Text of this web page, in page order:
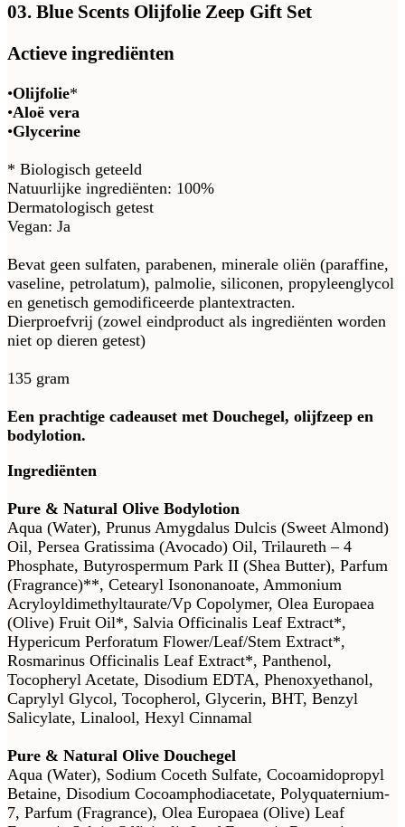
03. Blue Scents Olijfolie Zeep Gift Set
Actieve ingrediënten
•Olijfolie*
•Aloë vera
•Glycerine
* Biologisch geteeld
Natuurlijke ingrediënten: 100%
Dermatologisch getest
Vegan: Ja
Bevat geen sulfaten, parabenen, minerale oliën (paraffine,
vaseline, petrolatum), palmolie, siliconen, propyleenglycol
en genetisch gemodificeerde plantextracten.
Dierproefvrij (zowel eindproduct als ingrediënten worden
niet op dieren getest)
135 gram
Een prachtige cadeauset met Douchegel, olijfzeep en
bodylotion.
Ingrediënten
Pure & Natural Olive Bodylotion
Aqua (Water), Prunus Amygdalus Dulcis (Sweet Almond)
Oil, Persea Gratissima (Avocado) Oil, Trilaureth – 4
Phosphate, Butyrospermum Park II (Shea Butter), Parfum
(Fragrance)**, Cetearyl Isononanoate, Ammonium
Acryloyldimethyltaurate/Vp Copolymer, Olea Europaea
(Olive) Fruit Oil*, Salvia Officinalis Leaf Extract*,
Hypericum Perforatum Flower/Leaf/Stem Extract*,
Rosmarinus Officinalis Leaf Extract*, Panthenol,
Tocopheryl Acetate, Disodium EDTA, Phenoxyethanol,
Caprylyl Glycol, Tocopherol, Glycerin, BHT, Benzyl
Salicylate, Linalool, Hexyl Cinnamal
Pure & Natural Olive Douchegel
Aqua (Water), Sodium Coceth Sulfate, Cocoamidopropyl
Betaine, Disodium Cocoamphodiacetate, Polyquaternium-
7, Parfum (Fragrance), Olea Europaea (Olive) Leaf